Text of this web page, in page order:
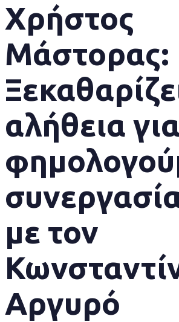
Χρήστος
Μάστορας:
αλήθεια
με τον
Αργυρό